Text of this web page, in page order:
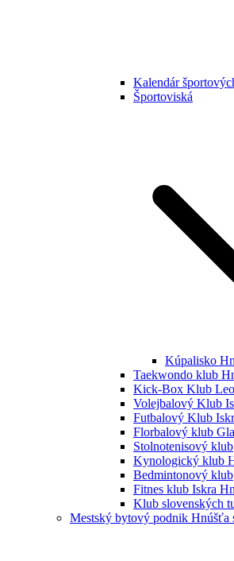
Kalendár
Športoviská
Kúpalisko
Taekwondo klub
Kick-Box Klub
Volejbalový Klub
Futbalový Klub
Florbalový klub
Stolnotenisový klub
Kynologický klub
Bedmintonový klub
Fitnes klub Iskra
Klub slovenských
Mestský bytový podnik Hnúšťa